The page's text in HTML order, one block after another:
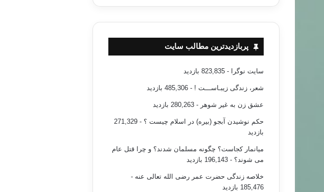
پربازدیدترین مطالب سایت
سایت نوگرا - 823,835 بازدید
شعر، زندگی زیبـاســـت ! - 485,306 بازدید
عشق زن به غیر شوهر - 280,263 بازدید
حکم نوشیدن آبجو (بیره) در اسلام چیست ؟
- 271,329
بازدید
میانمار کجاست؟ چگونه مسلمان شدند؟ و چرا قتل عام
می شوند؟ - 196,143 بازدید
خلاصه زندگی حضرت عمر رضی الله تعالی عنه -
185,476 بازدید